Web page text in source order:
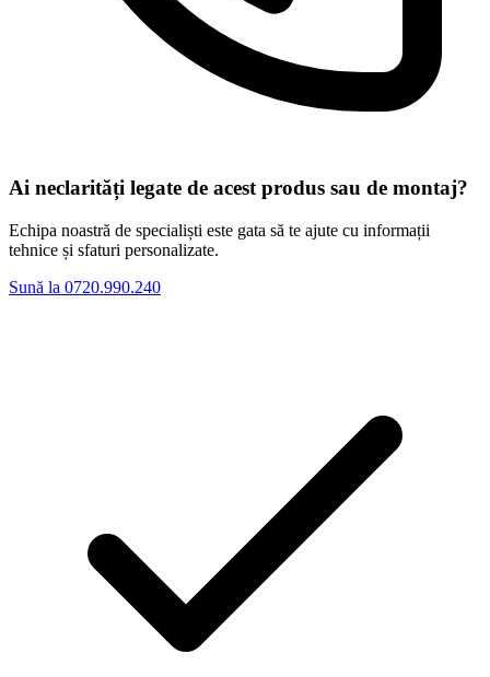
Ai neclarități legate de acest produs sau de montaj?
Echipa noastră de specialiști este gata să te ajute cu informații
tehnice și sfaturi personalizate.
Sună la 0720.990.240